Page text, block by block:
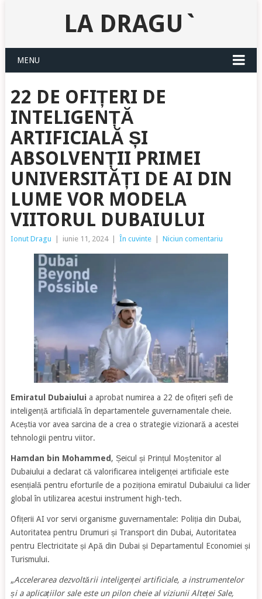
LA DRAGU`
MENU
22 DE OFIȚERI DE
INTELIGENȚĂ
ARTIFICIALĂ ȘI
ABSOLVENȚII PRIMEI
UNIVERSITĂȚI DE AI DIN
LUME VOR MODELA
VIITORUL DUBAIULUI
Ionut Dragu iunie 11, 2024 În cuvinte Niciun comentariu
Emiratul Dubaiului a aprobat numirea a 22 de ofițeri șefi de
inteligență artificială în departamentele guvernamentale cheie.
Aceștia vor avea sarcina de a crea o strategie vizionară a acestei
tehnologii pentru viitor.
Hamdan bin Mohammed , Șeicul și Prințul Moștenitor al
Dubaiului a declarat că valorificarea inteligenței artificiale este
esențială pentru eforturile de a poziționa emiratul Dubaiului ca lider
global în utilizarea acestui instrument high-tech.
Ofițerii AI vor servi organisme guvernamentale: Poliția din Dubai,
Autoritatea pentru Drumuri și Transport din Dubai, Autoritatea
pentru Electricitate și Apă din Dubai și Departamentul Economiei și
Turismului.
„Accelerarea dezvoltării inteligenței artificiale, a instrumentelor
și a aplicațiilor sale este un pilon cheie al viziunii Alteței Sale,